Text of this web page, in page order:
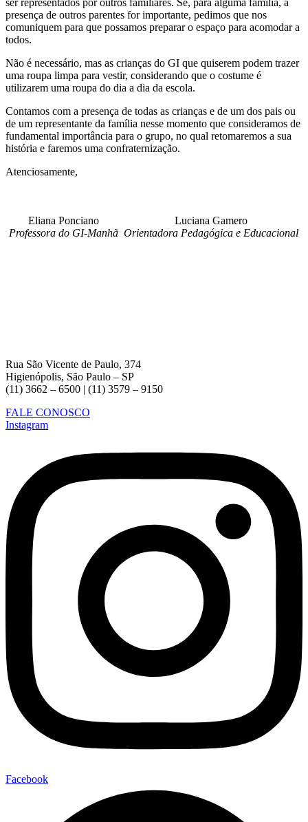
presença de outros parentes for importante, pedimos que nos
comuniquem para que possamos preparar o espaço para acomodar a
todos.
Não é necessário, mas as crianças do GI que quiserem podem trazer
uma roupa limpa para vestir, considerando que o costume é
utilizarem uma roupa do dia a dia da escola.
Contamos com a presença de todas as crianças e de um dos pais ou
de um representante da família nesse momento que consideramos de
fundamental importância para o grupo, no qual retomaremos a sua
história e faremos uma confraternização.
Atenciosamente,
Eliana Ponciano
Professora do GI-Manhã
Luciana Gamero
Orientadora Pedagógica e Educacional
Rua São Vicente de Paulo, 374
Higienópolis, São Paulo – SP
(11) 3662 – 6500 | (11) 3579 – 9150
FALE CONOSCO
Instagram
Facebook